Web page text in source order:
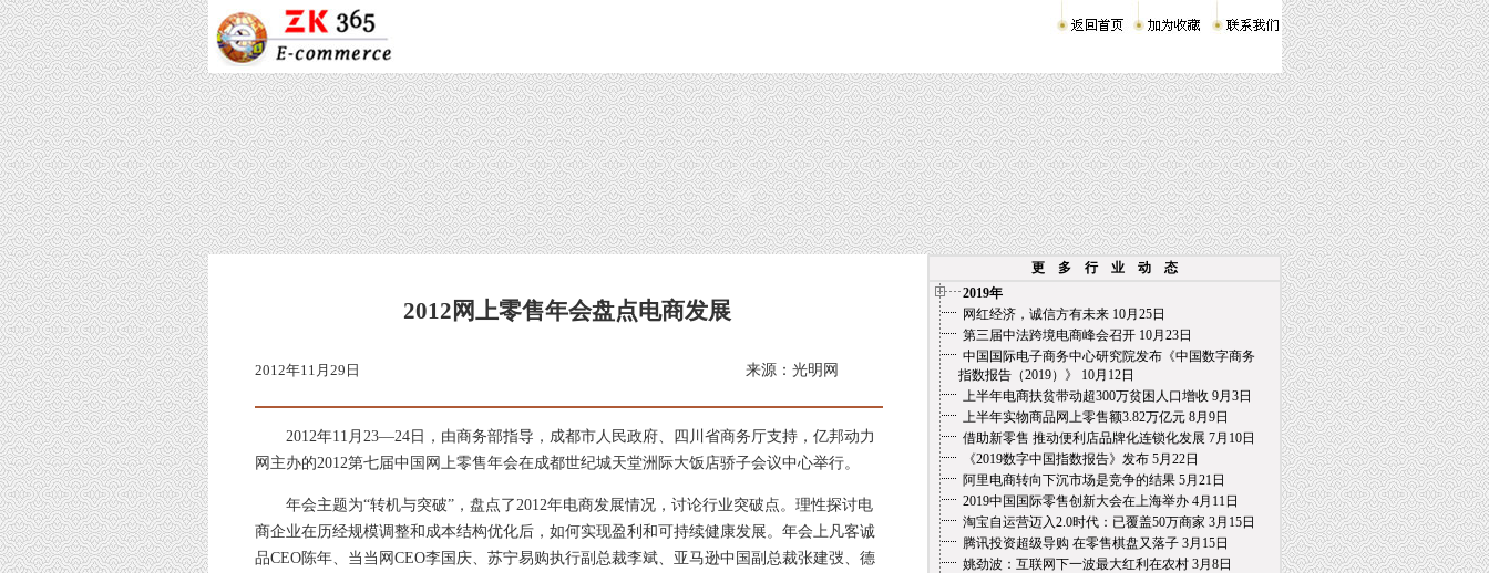
2012网上零售年会盘点电商发展
2012年11月29日 来源：光明网
2012年11月23—24日，由商务部指导，成都市人民政府、四川省商务厅支持，亿邦动力
网主办的2012第七届中国网上零售年会在成都世纪城天堂洲际大饭店骄子会议中心举行。
年会主题为“转机与突破”，盘点了2012年电商发展情况，讨论行业突破点。理性探讨电
商企业在历经规模调整和成本结构优化后，如何实现盈利和可持续健康发展。年会上凡客诚
品CEO陈年、当当网CEO李国庆、苏宁易购执行副总裁李斌、亚马逊中国副总裁张建弢、德
更 多 行 业 动 态
2019年
网红经济，诚信方有未来 10月25日
第三届中法跨境电商峰会召开 10月23日
中国国际电子商务中心研究院发布《中国数字商务
指数报告（2019）》 10月12日
上半年电商扶贫带动超300万贫困人口增收 9月3日
上半年实物商品网上零售额3.82万亿元 8月9日
借助新零售 推动便利店品牌化连锁化发展 7月10日
《2019数字中国指数报告》发布 5月22日
阿里电商转向下沉市场是竞争的结果 5月21日
2019中国国际零售创新大会在上海举办 4月11日
淘宝自运营迈入2.0时代：已覆盖50万商家 3月15日
腾讯投资超级导购 在零售棋盘又落子 3月15日
姚劲波：互联网下一波最大红利在农村 3月8日